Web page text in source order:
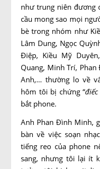
như trung niên đương
cầu mong sao mọi
bè trong nhóm như
Lâm Dung, Ngọc
Điệp, Kiều Mỹ
Quang, Minh Trí,
Anh,… thường lo về
hôm tôi bị chứng “
bắt phone.
Anh Phan Đình Minh,
bàn về việc soạn
tiếng reo của phone
sang, nhưng tôi lại ít